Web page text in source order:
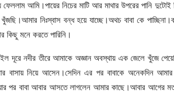
ফেললাম আমি।পায়ের নিচের মাটি আর মাথার উপরের পানি
নিঃস্বাস বন্ধ হয়ে যাচ্ছে।অথচ বাবা কে
কিছু মনে করতে পারিনি।
দূরে নদীর তীরে আমাকে অজ্ঞান অবস্থায় এক জেলে খুঁজে
বাসায় নিয়ে আসেন।সেদিন এর পর বাবাকে অনেকদিন
পর বাবা আবার আসতে লাগলেন আমার কাছে।আবার আগের